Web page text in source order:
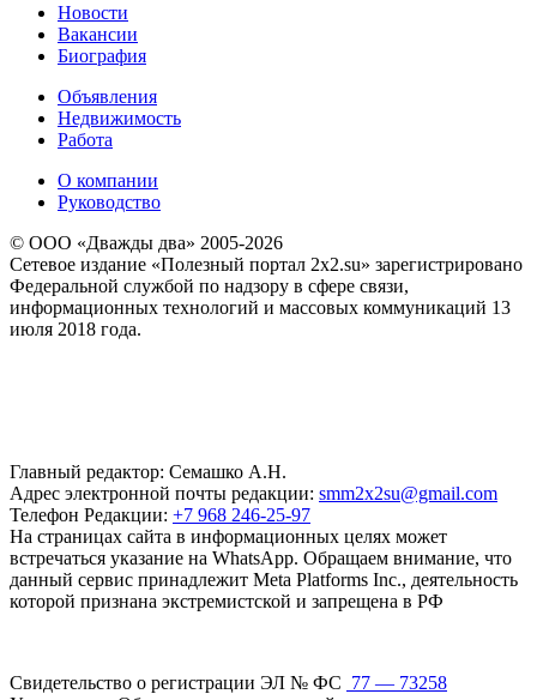
Новости
Вакансии
Биография
Объявления
Недвижимость
Работа
О компании
Руководство
© ООО «Дважды два» 2005-2026
Сетевое издание «Полезный портал 2x2.su» зарегистрировано
Федеральной службой по надзору в сфере связи,
информационных технологий и массовых коммуникаций 13
июля 2018 года.
Главный редактор: Семашко А.Н.
Адрес электронной почты редакции: smm2x2su@gmail.com
Телефон Редакции: +7 968 246-25-97
На страницах сайта в информационных целях может
встречаться указание на WhatsApp. Обращаем внимание, что
данный сервис принадлежит Meta Platforms Inc., деятельность
которой признана экстремистской и запрещена в РФ
Свидетельство о регистрации ЭЛ № ФС 77 — 73258